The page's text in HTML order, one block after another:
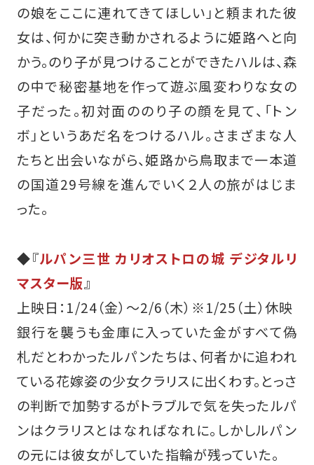
の娘をここに連れてきてほしい」と頼まれた彼
女は、何かに突き動かされるように姫路へと向
かう。のり子が見つけることができたハルは、森
の中で秘密基地を作って遊ぶ風変わりな女の
子だった。初対面ののり子の顔を見て、「トン
ボ」というあだ名をつけるハル。さまざまな人
たちと出会いながら、姫路から鳥取まで一本道
の国道29号線を進んでいく２人の旅がはじま
った。
◆『ルパン三世 カリオストロの城 デジタルリ
マスター版』
上映日：1/24（金）～2/6（木）※1/25（土）休映
銀行を襲うも金庫に入っていた金がすべて偽
札だとわかったルパンたちは、何者かに追われ
ている花嫁姿の少女クラリスに出くわす。とっさ
の判断で加勢するがトラブルで気を失ったルパ
ンはクラリスとはなればなれに。しかしルパン
の元には彼女がしていた指輪が残っていた。